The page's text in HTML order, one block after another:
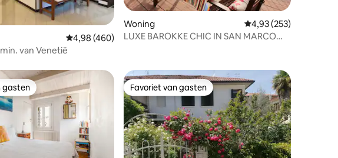
4,93 op 5, 338 recensies
Gemiddelde beoordeling van 4,98 op 5, 460 recensies
4,98 (460)
van Venetië
Woning Gemiddelde
4,93 (253)
LUXE BAROKKE CHIC IN SAN MARCO
gasten
gasten Favoriet van gasten
Favoriet van gasten